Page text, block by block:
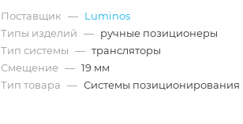
Поставщик — Luminos
Типы изделий — ручные позиционеры
Тип системы — трансляторы
Смещение — 19 мм
Тип товара — Системы позиционирования